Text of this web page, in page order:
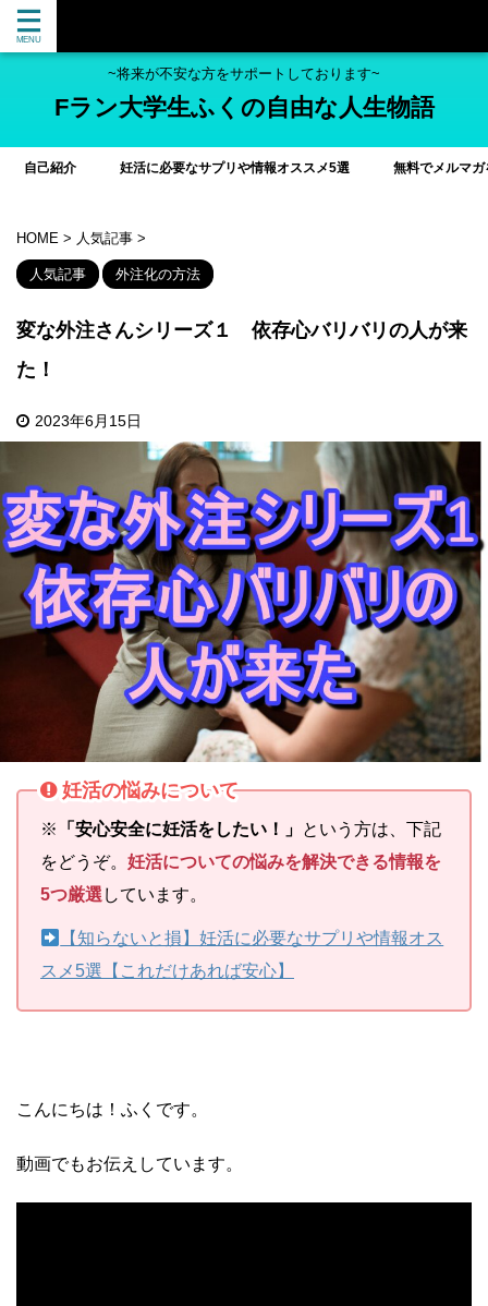
~将来が不安な方をサポートしております~
Fラン大学生ふくの自由な人生物語
自己紹介 妊活に必要なサプリや情報オススメ5選 無料でメルマガ
HOME > 人気記事 >
人気記事 外注化の方法
変な外注さんシリーズ１ 依存心バリバリの人が来
た！
2023年6月15日
妊活の悩みについて
※ 「安心安全に妊活をしたい！」 という方は、下記
をどうぞ。 妊活についての悩みを解決できる情報を
5つ厳選 しています。
【知らないと損】妊活に必要なサプリや情報オス
スメ5選【これだけあれば安心】
こんにちは！ふくです。
動画でもお伝えしています。